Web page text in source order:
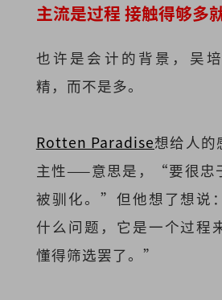
主流是过程 接触得够多
也许是会计的背景，吴
精，而不是多。
Rotten Paradise想给人的
主性——意思是，“要很忠
被驯化。”但他想了想说
什么问题，它是一个过程
懂得筛选罢了。”